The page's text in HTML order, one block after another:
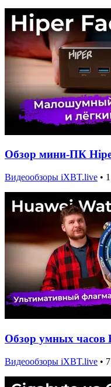
Обзор мини-ПК
Видеообзоры iXBT.live •
Обзор умных часов
Видеообзоры iXBT.live •